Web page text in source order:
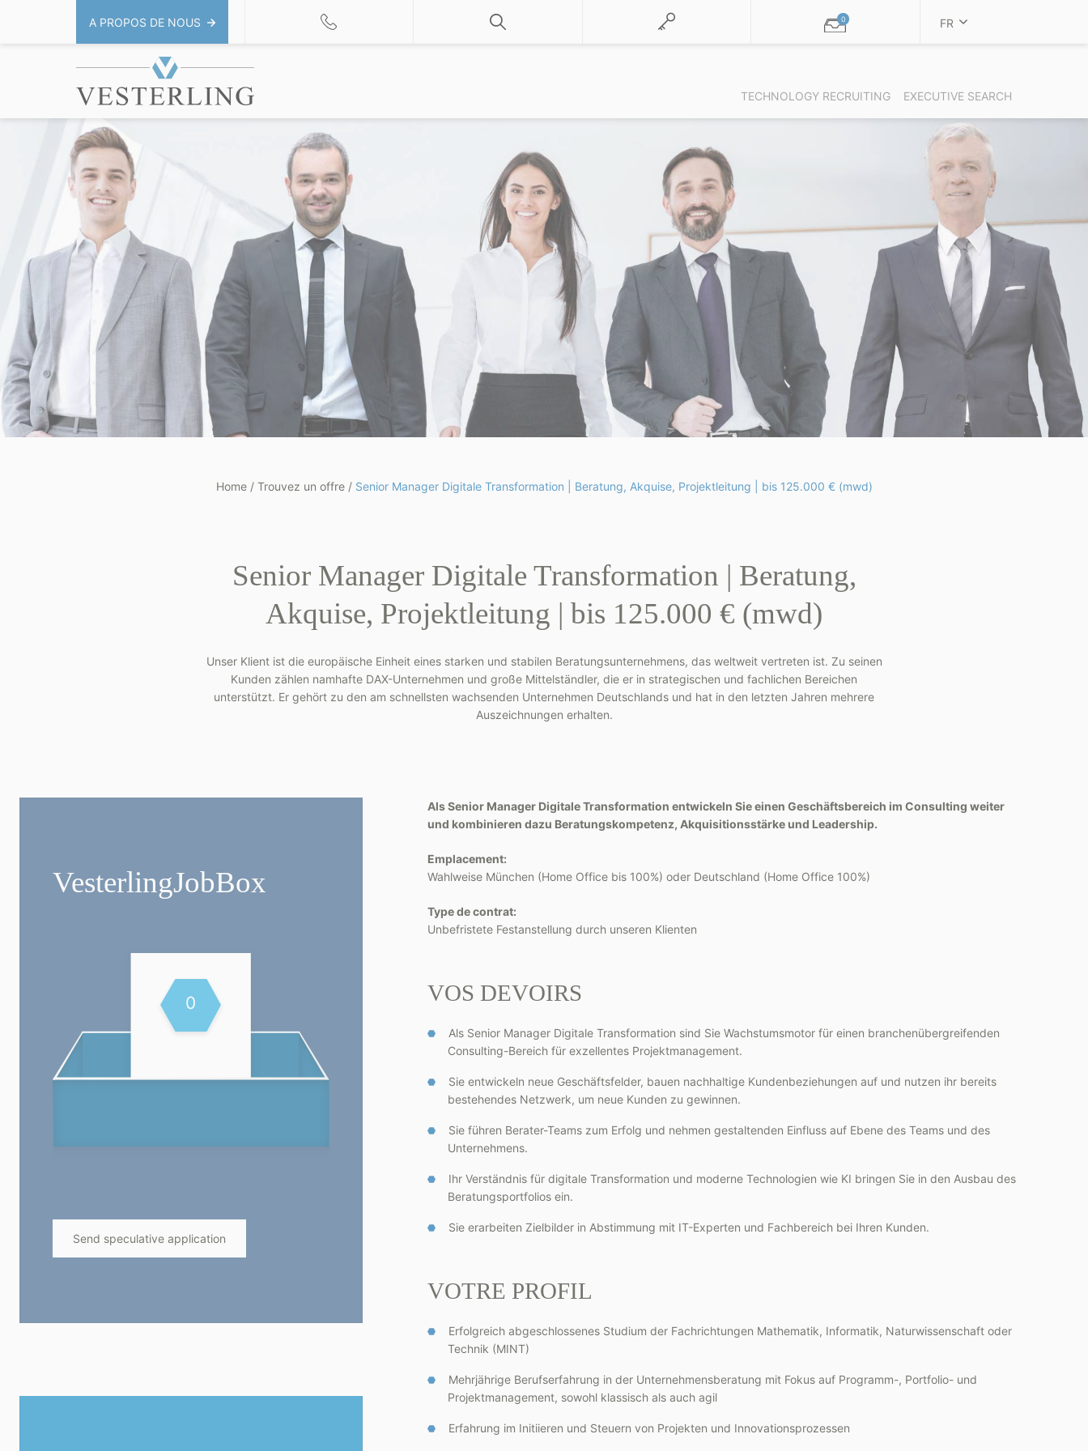
A PROPOS DE NOUS 0 FR
TECHNOLOGY RECRUITING EXECUTIVE SEARCH
Home/ Trouvez un offre/ Senior Manager Digitale Transformation | Beratung, Akquise, Projektleitung | bis 125.000 € (mwd)
Senior Manager Digitale Transformation | Beratung,
Akquise, Projektleitung | bis 125.000 € (mwd)
Unser Klient ist die europäische Einheit eines starken und stabilen Beratungsunternehmens, das weltweit vertreten ist. Zu seinen
Kunden zählen namhafte DAX-Unternehmen und große Mittelständler, die er in strategischen und fachlichen Bereichen
unterstützt. Er gehört zu den am schnellsten wachsenden Unternehmen Deutschlands und hat in den letzten Jahren mehrere
Auszeichnungen erhalten.
Vesterling­JobBox
0
Send speculative application
Als Senior Manager Digitale Transformation entwickeln Sie einen Geschäftsbereich im Consulting weiter
und kombinieren dazu Beratungskompetenz, Akquisitionsstärke und Leadership.
Emplacement:
Wahlweise München (Home Office bis 100%) oder Deutschland (Home Office 100%)
Type de contrat:
Unbefristete Festanstellung durch unseren Klienten
VOS DEVOIRS
Als Senior Manager Digitale Transformation sind Sie Wachstumsmotor für einen branchenübergreifenden
Consulting-Bereich für exzellentes Projektmanagement.
Sie entwickeln neue Geschäftsfelder, bauen nachhaltige Kundenbeziehungen auf und nutzen ihr bereits
bestehendes Netzwerk, um neue Kunden zu gewinnen.
Sie führen Berater-Teams zum Erfolg und nehmen gestaltenden Einfluss auf Ebene des Teams und des
Unternehmens.
Ihr Verständnis für digitale Transformation und moderne Technologien wie KI bringen Sie in den Ausbau des
Beratungsportfolios ein.
Sie erarbeiten Zielbilder in Abstimmung mit IT-Experten und Fachbereich bei Ihren Kunden.
VOTRE PROFIL
Erfolgreich abgeschlossenes Studium der Fachrichtungen Mathematik, Informatik, Naturwissenschaft oder
Technik (MINT)
Mehrjährige Berufserfahrung in der Unternehmensberatung mit Fokus auf Programm-, Portfolio- und
Projektmanagement, sowohl klassisch als auch agil
Erfahrung im Initiieren und Steuern von Projekten und Innovationsprozessen